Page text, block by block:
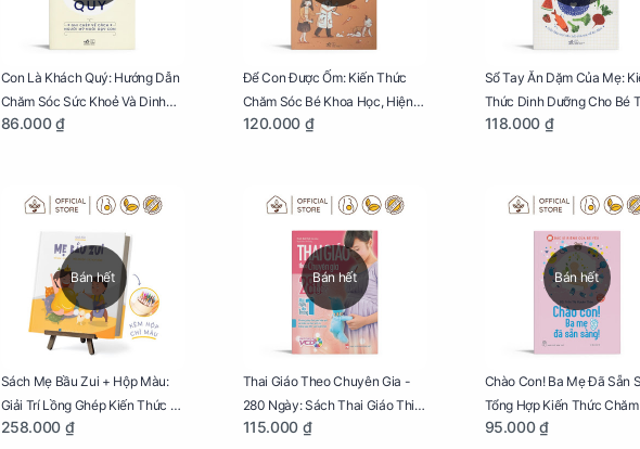
Con Là Khách Quý: Hướng Dẫn
Chăm Sóc Sức Khoẻ Và Dinh
Dưỡng Cho Bé
86.000 ₫
Để Con Được Ốm: Kiến Thức
Chăm Sóc Bé Khoa Học, Hiện
Đại
120.000 ₫
Sổ Tay Ăn Dặm Của Mẹ:
Thức Dinh Dưỡng Cho Bé
Tuổi Ăn Dặm
118.000 ₫
Bán hết
Sách Mẹ Bầu Zui + Hộp Màu:
Giải Trí Lồng Ghép Kiến Thức Và
Lời Khuyên Mang Thai Bổ Ích
258.000 ₫
Bán hết
Thai Giáo Theo Chuyên Gia -
280 Ngày: Sách Thai Giáo Thiết
Thực Nhất Cho Mẹ Bầu
115.000 ₫
Bán hết
Chào Con! Ba Mẹ Đã Sẵn
Tổng Hợp Kiến Thức
Trẻ Sơ Sinh
95.000 ₫